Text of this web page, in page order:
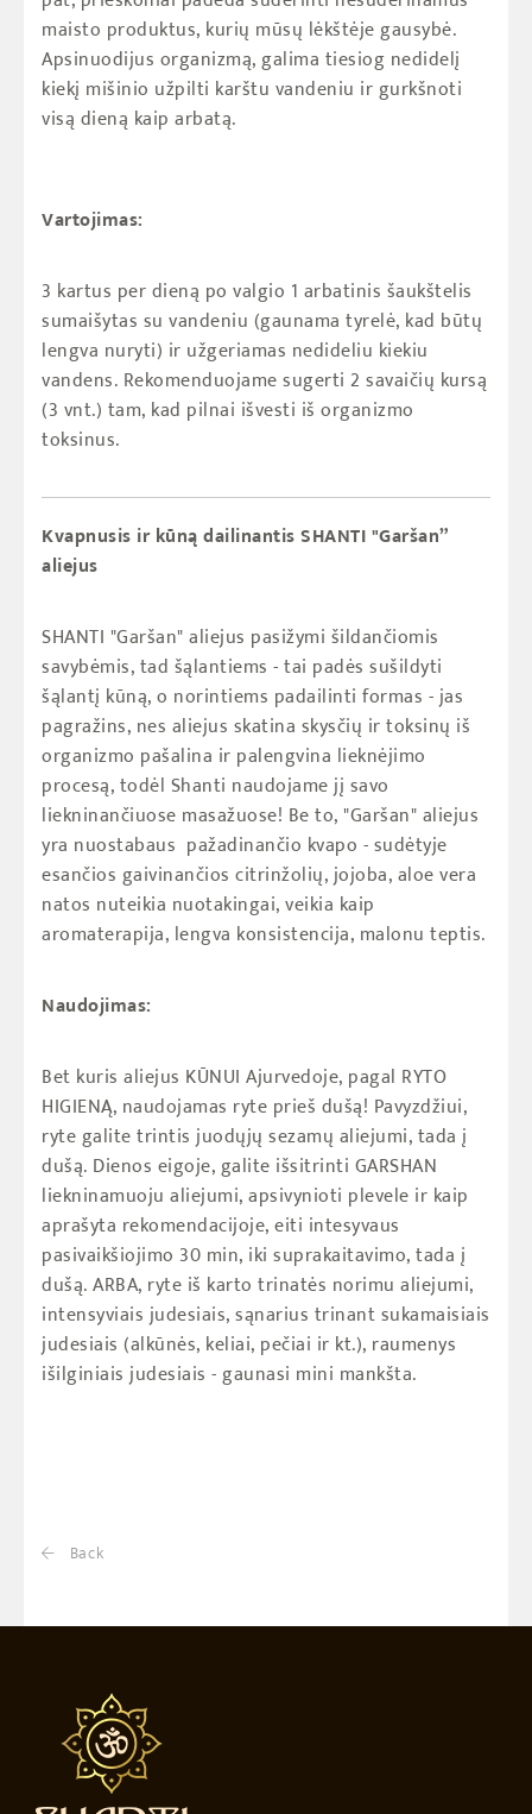
maisto produktus, kurių mūsų lėkštėje gausybė.
Apsinuodijus organizmą, galima tiesiog nedidelį
kiekį mišinio užpilti karštu vandeniu ir gurkšnoti
visą dieną kaip arbatą.
Vartojimas:
3 kartus per dieną po valgio 1 arbatinis šaukštelis
sumaišytas su vandeniu (gaunama tyrelė, kad būtų
lengva nuryti) ir užgeriamas nedideliu kiekiu
vandens. Rekomenduojame sugerti 2 savaičių kursą
(3 vnt.) tam, kad pilnai išvesti iš organizmo
toksinus.
Kvapnusis ir kūną dailinantis SHANTI "Garšan”
aliejus
SHANTI "Garšan" aliejus pasižymi šildančiomis
savybėmis, tad šąlantiems - tai padės sušildyti
šąlantį kūną, o norintiems padailinti formas - jas
pagražins, nes aliejus skatina skysčių ir toksinų iš
organizmo pašalina ir palengvina lieknėjimo
procesą, todėl Shanti naudojame jį savo
liekninančiuose masažuose! Be to, "Garšan" aliejus
yra nuostabaus pažadinančio kvapo - sudėtyje
esančios gaivinančios citrinžolių, jojoba, aloe vera
natos nuteikia nuotakingai, veikia kaip
aromaterapija, lengva konsistencija, malonu teptis.
Naudojimas:
Bet kuris aliejus KŪNUI Ajurvedoje, pagal RYTO
HIGIENĄ, naudojamas ryte prieš dušą! Pavyzdžiui,
ryte galite trintis juodųjų sezamų aliejumi, tada į
dušą. Dienos eigoje, galite išsitrinti GARSHAN
liekninamuoju aliejumi, apsivynioti plevele ir kaip
aprašyta rekomendacijoje, eiti intesyvaus
pasivaikšiojimo 30 min, iki suprakaitavimo, tada į
dušą. ARBA, ryte iš karto trinatės norimu aliejumi,
intensyviais judesiais, sąnarius trinant sukamaisiais
judesiais (alkūnės, keliai, pečiai ir kt.), raumenys
išilginiais judesiais - gaunasi mini mankšta.
Back